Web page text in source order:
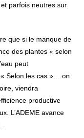
parfois neutres sur
que si le manque de
des plantes « selon
peut
Selon les cas »… on
viendra
productive
L’ADEME avance